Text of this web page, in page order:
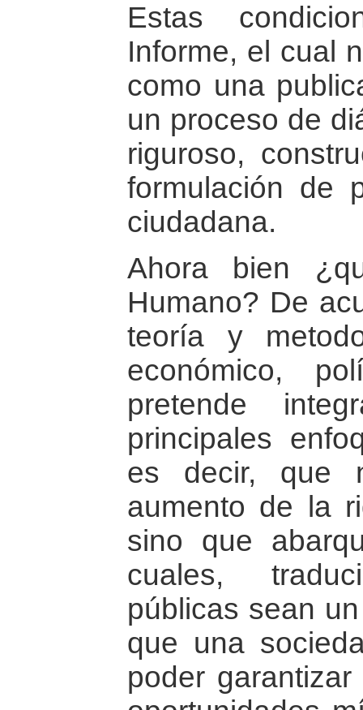
Estas
Informe, el cual
como una
un proceso de
riguroso,
formulación de
ciudadana.
Ahora bien
Humano? De
teoría y
económico,
pretende
principales
es decir, que
aumento de la
sino que
cuales,
públicas sean
que una
poder